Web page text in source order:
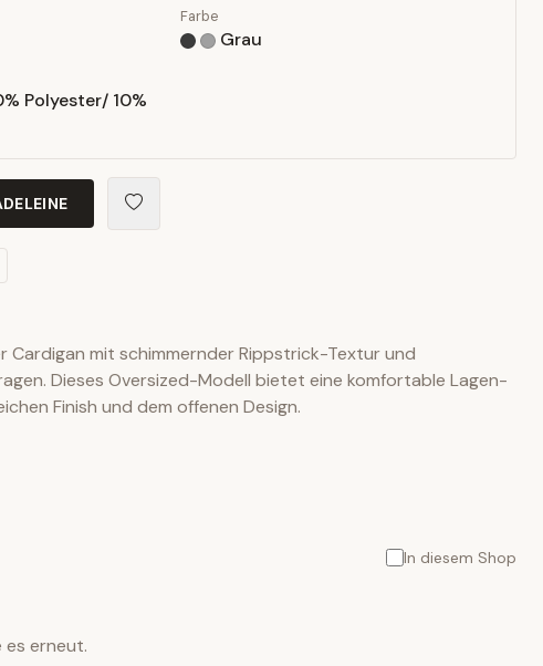
Farbe
Grau
Polyester/ 10%
Cardigan mit schimmernder Rippstrick-Textur und
Dieses Oversized-Modell bietet eine komfortable Lagen-
Finish und dem offenen Design.
In diesem Shop
es erneut.